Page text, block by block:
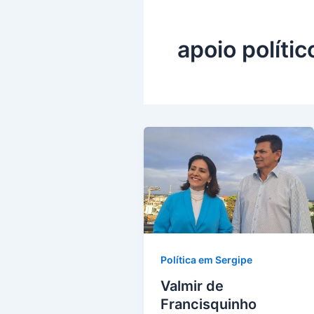
apoio
Política em Sergipe
Valmir de
Francisquinho